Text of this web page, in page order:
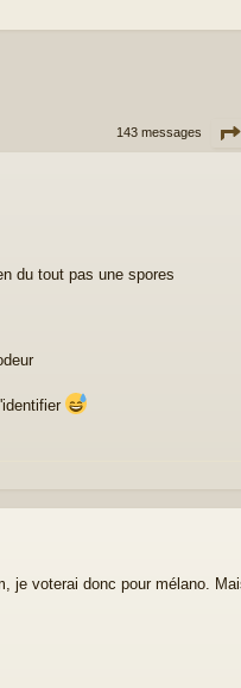
143 messages
du tout pas une spores
je voterai donc pour mélano.